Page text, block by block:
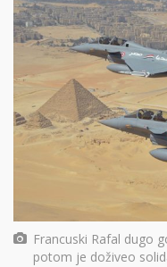
Francuski Rafal dugo
potom je doživeo